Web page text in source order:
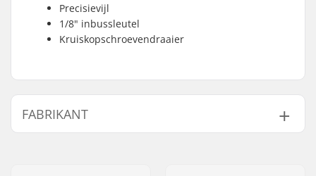
Precisievijl
1/8" inbussleutel
Kruiskopschroevendraaier
FABRIKANT